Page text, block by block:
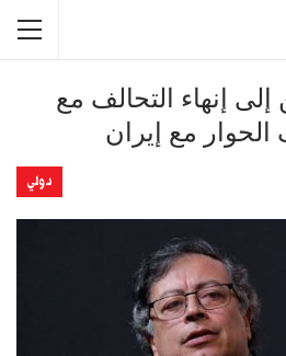
إنهاء التحالف مع
الحوار مع إيران
دولي